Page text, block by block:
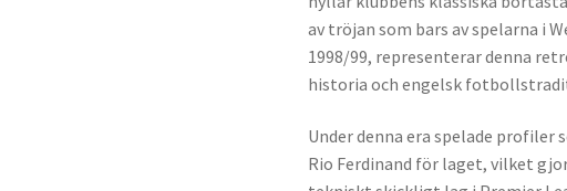
av tröjan som bars av spelarna i
1998/99, representerar denna
historia och engelsk
Under denna era spelade profiler
Rio Ferdinand för laget, vilket